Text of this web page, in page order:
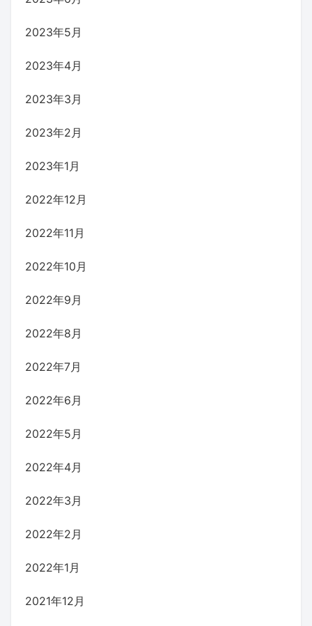
2023年5月
2023年4月
2023年3月
2023年2月
2023年1月
2022年12月
2022年11月
2022年10月
2022年9月
2022年8月
2022年7月
2022年6月
2022年5月
2022年4月
2022年3月
2022年2月
2022年1月
2021年12月